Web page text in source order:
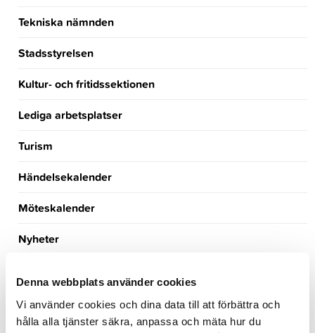
Denna webbplats använder cookies
Vi använder cookies och dina data till att förbättra och
hålla alla tjänster säkra, anpassa och mäta hur du
Tekniska nämnden
Stadsstyrelsen
Kultur- och fritidssektionen
Lediga arbetsplatser
Turism
Händelsekalender
Möteskalender
Nyheter
Okategoriserade